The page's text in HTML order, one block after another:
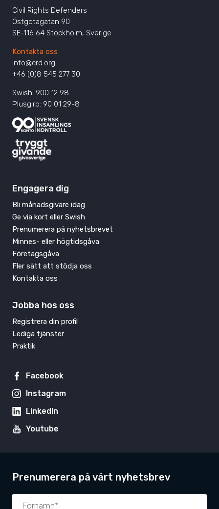
Civil Rights Defenders
Östgötagatan 90
SE-116 64 Stockholm, Sverige
Kontakta oss
info@crd.org
+46 (0)8 545 277 30
Swish: 900 12 98
Plusgiro: 90 01 29-8
Engagera dig
Bli månadsgivare idag
Ge via kort eller Swish
Prenumerera på nyhetsbrevet
Minnes- eller högtidsgåva
Företagsgåva
Fler sätt att stödja oss
Kontakta oss
Jobba hos oss
Registrera din profil
Lediga tjänster
Praktik
Facebook
Instagram
LinkedIn
Youtube
Prenumerera på vårt nyhetsbrev